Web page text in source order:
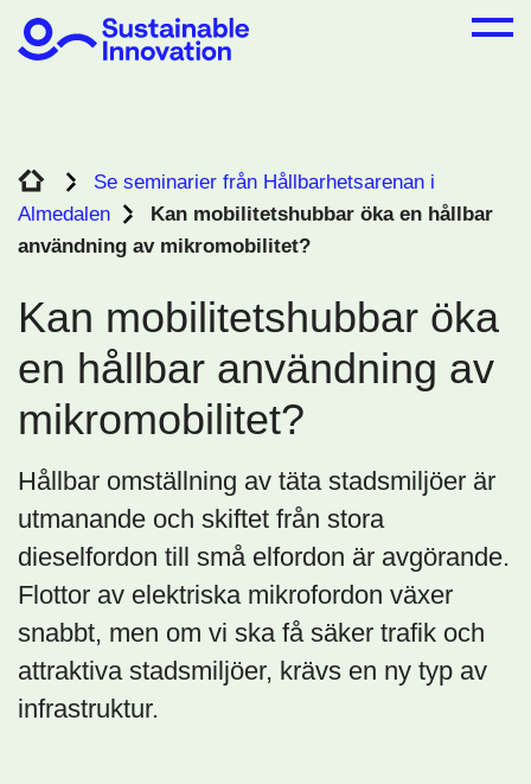
Se seminarier från Hållbarhetsarenan i
Almedalen
Kan mobilitetshubbar öka en hållbar
användning av mikromobilitet?
Kan mobilitetshubbar öka
en hållbar användning av
mikromobilitet?
Hållbar omställning av täta stadsmiljöer är
utmanande och skiftet från stora
dieselfordon till små elfordon är avgörande.
Flottor av elektriska mikrofordon växer
snabbt, men om vi ska få säker trafik och
attraktiva stadsmiljöer, krävs en ny typ av
infrastruktur.